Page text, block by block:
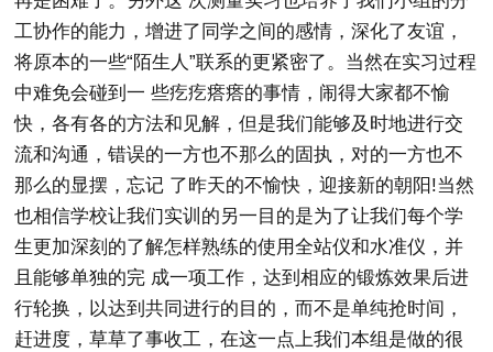
工协作的能力，增进了同学之间的感情，深化了友谊，
将原本的一些“陌生人”联系的更紧密了。当然在实习过程
中难免会碰到一 些疙疙瘩瘩的事情，闹得大家都不愉
快，各有各的方法和见解，但是我们能够及时地进行交
流和沟通，错误的一方也不那么的固执，对的一方也不
那么的显摆，忘记 了昨天的不愉快，迎接新的朝阳!当然
也相信学校让我们实训的另一目的是为了让我们每个学
生更加深刻的了解怎样熟练的使用全站仪和水准仪，并
且能够单独的完 成一项工作，达到相应的锻炼效果后进
行轮换，以达到共同进行的目的，而不是单纯抢时间，
赶进度，草草了事收工，在这一点上我们本组是做的很